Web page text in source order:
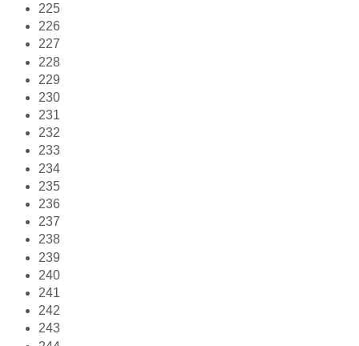
225
226
227
228
229
230
231
232
233
234
235
236
237
238
239
240
241
242
243